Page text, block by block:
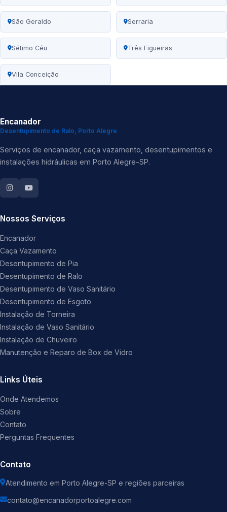
São Geraldo Serraria
Sétimo Céu Três Figueiras
Vila Conceição
Encanador
Desentupimento de Ralo, Porto Alegre
Serviços de encanador, caça vazamento, desentupimentos e
instalações hidráulicas em Porto Alegre-SP.
Nossos Serviços
Encanador
Caça Vazamento
Desentupimento de Pia
Desentupimento de Ralo
Desentupimento de Vaso Sanitário
Desentupimento de Esgoto
Instalação de Torneira
Instalação de Vaso Sanitário
Instalação de Chuveiro
Manutenção e Reparo de Box de Vidro
Links Úteis
Onde Atendemos
Sobre
Contato
Perguntas Frequentes
Contato
Atendimento em Porto Alegre-SP e regiões parceiras
contato@encanadorportoalegre.com